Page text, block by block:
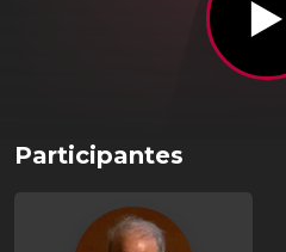
Participantes